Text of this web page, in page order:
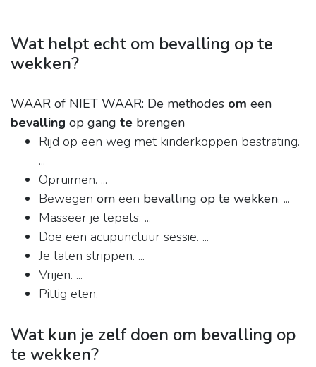
Wat helpt echt om bevalling op te
wekken?
WAAR of NIET WAAR: De methodes om een
bevalling op gang te brengen
Rijd op een weg met kinderkoppen bestrating.
...
Opruimen. ...
Bewegen om een ​​ bevalling op te wekken. ...
Masseer je tepels. ...
Doe een acupunctuur sessie. ...
Je laten strippen. ...
Vrijen. ...
Pittig eten.
Wat kun je zelf doen om bevalling op
te wekken?